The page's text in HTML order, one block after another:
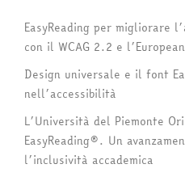
EasyReading per migliorare
con il WCAG 2.2 e
Design universale e il font
nell’accessibilità
L’Università del Piemonte
EasyReading®. Un
l’inclusività accademica